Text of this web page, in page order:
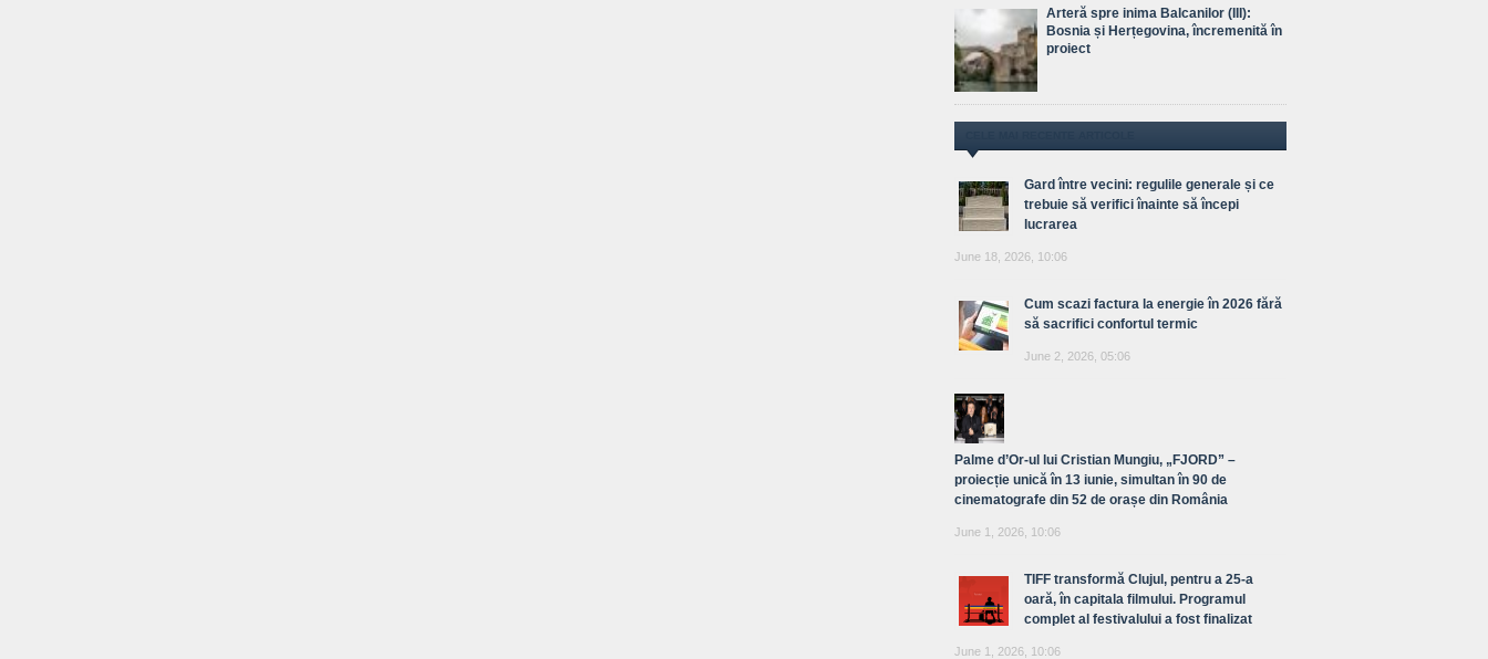
Arteră spre inima Balcanilor (III):
Bosnia și Herțegovina, încremenită în
proiect
Gard între vecini: regulile generale și ce
trebuie să verifici înainte să începi
lucrarea
June 18, 2026, 10:06
Cum scazi factura la energie în 2026 fără
să sacrifici confortul termic
June 2, 2026, 05:06
Palme d’Or-ul lui Cristian Mungiu, „FJORD” –
proiecție unică în 13 iunie, simultan în 90 de
cinematografe din 52 de orașe din România
June 1, 2026, 10:06
TIFF transformă Clujul, pentru a 25-a
oară, în capitala filmului. Programul
complet al festivalului a fost finalizat
June 1, 2026, 10:06